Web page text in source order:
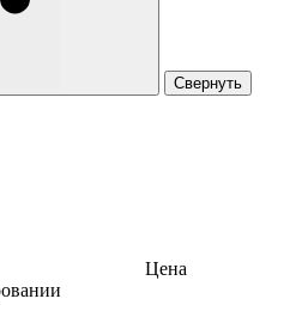
Свернуть
Цена